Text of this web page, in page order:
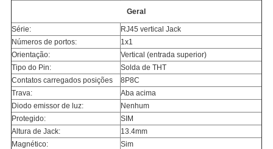
Geral
Série:
RJ45 vertical Jack
Números de portos:
1x1
Orientação:
Vertical (entrada superior)
Tipo do Pin:
Solda de THT
Contatos carregados posições
8P8C
Trava:
Aba acima
Diodo emissor de luz:
Nenhum
Protegido:
SIM
Altura de Jack:
13.4mm
Magnético:
Sim